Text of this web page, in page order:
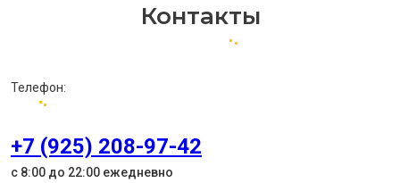
Контакты
Телефон:
+7 (925) 208-97-42
с 8:00 до 22:00 ежедневно